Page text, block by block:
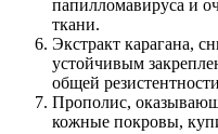
папилломавируса и
ткани.
Экстракт карагана,
устойчивым
общей
Прополис,
кожные покровы,